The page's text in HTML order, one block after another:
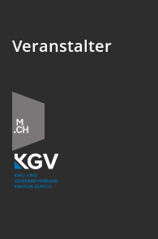
Veranstalter